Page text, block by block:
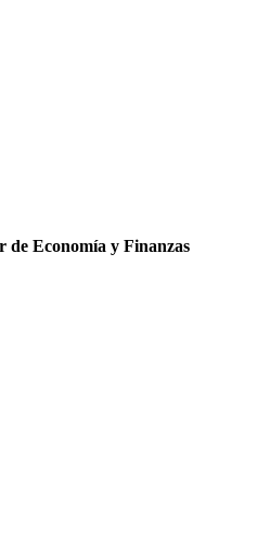
Economía y Finanzas